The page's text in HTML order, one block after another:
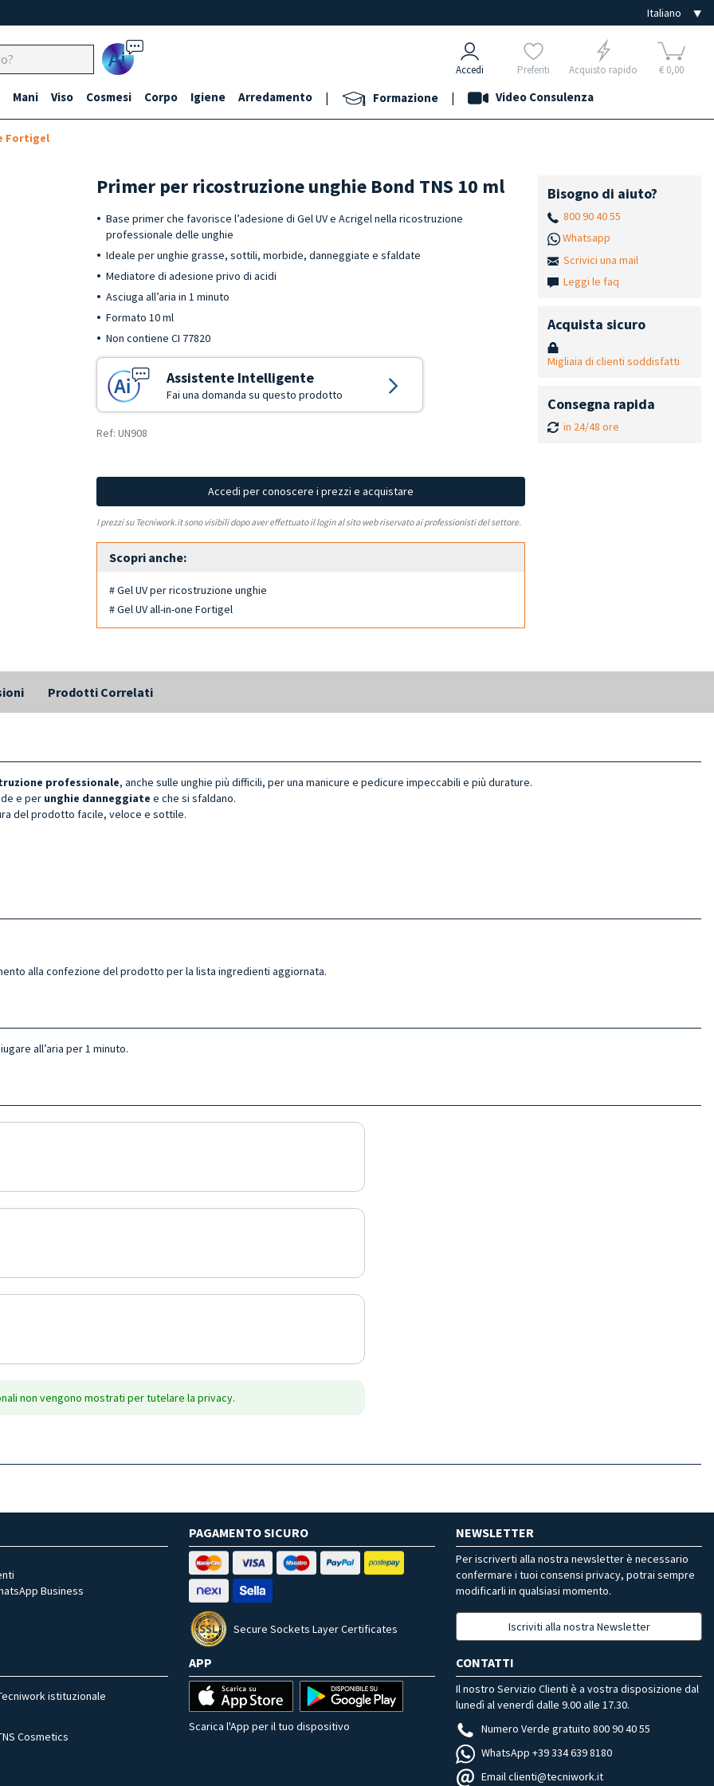
Ai Accedi Preferiti Acquisto rapido € 0,00
Mani Viso Cosmesi Corpo Igiene Arredamento | Formazione | Video Consulenza
Fortigel
Primer per ricostruzione unghie Bond TNS 10 ml
Base primer che favorisce l’adesione di Gel UV e Acrigel nella ricostruzione
professionale delle unghie
Ideale per unghie grasse, sottili, morbide, danneggiate e sfaldate
Mediatore di adesione privo di acidi
Asciuga all’aria in 1 minuto
Formato 10 ml
Non contiene CI 77820
Assistente Intelligente
Fai una domanda su questo prodotto
Ref: UN908
Accedi per conoscere i prezzi e acquistare
I prezzi su Tecniwork.it sono visibili dopo aver effettuato il login al sito web riservato ai professionisti del settore.
Scopri anche:
# Gel UV per ricostruzione unghie
# Gel UV all-in-one Fortigel
Bisogno di aiuto?
800 90 40 55
Whatsapp
Scrivici una mail
Leggi le faq
Acquista sicuro
Migliaia di clienti soddisfatti
Consegna rapida
in 24/48 ore
Prodotti Correlati
professionale, anche sulle unghie più difficili, per una manicure e pedicure impeccabili e più durature.
e per unghie danneggiate e che si sfaldano.
del prodotto facile, veloce e sottile.
alla confezione del prodotto per la lista ingredienti aggiornata.
all’aria per 1 minuto.
non vengono mostrati per tutelare la privacy.
Business
PAGAMENTO SICURO
Secure Sockets Layer Certificates
NEWSLETTER
Per iscriverti alla nostra newsletter è necessario
confermare i tuoi consensi privacy, potrai sempre
modificarli in qualsiasi momento.
Iscriviti alla nostra Newsletter
istituzionale
Cosmetics
APP
Scarica l'App per il tuo dispositivo
CONTATTI
Il nostro Servizio Clienti è a vostra disposizione dal
lunedì al venerdì dalle 9.00 alle 17.30.
Numero Verde gratuito 800 90 40 55
WhatsApp +39 334 639 8180
Email clienti@tecniwork.it